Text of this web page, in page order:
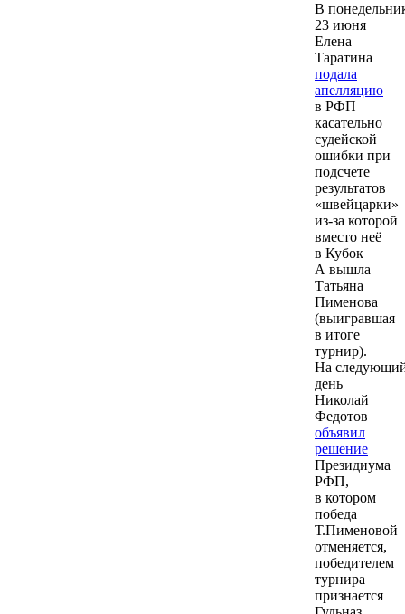
В
23 июня
Елена
Таратина
подала
апелляцию
в РФП
касательно
судейской
ошибки при
подсчете
результатов
«швейцарки»
из-за которой
вместо неё
в Кубок
А вышла
Татьяна
Пименова
(выигравшая
в итоге
турнир).
На
день
Николай
Федотов
объявил
решение
Президиума
РФП,
в котором
победа
Т.Пименовой
отменяется,
победителем
турнира
признается